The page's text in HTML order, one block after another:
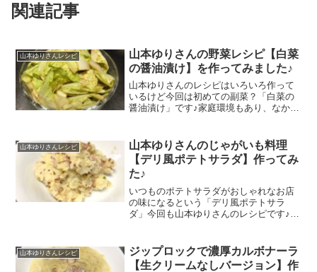
関連記事
山本ゆりさんレシピ
山本ゆりさんの野菜レシピ【白菜
の醤油漬け】を作ってみました♪
山本ゆりさんのレシピはいろいろ作って
いるけど今回は初めての副菜？「白菜の
醤油漬け」です♪家庭環境もあり、なかな
ます！という事でさっそく作ってみまし
た(*^▽^*)
山本ゆりさんレシピ
山本ゆりさんのじゃがいも料理
【デリ風ポテトサラダ】作ってみ
た♪
いつものポテトサラダがおしゃれなお店
の味になるという「デリ風ポテトサラ
ダ」今回も山本ゆりさんのレシピです♪ポ
かく簡単という事でさっそく作ってみま
した♪
山本ゆりさんレシピ
ジップロックで濃厚カルボナーラ
【生クリームなしバージョン】作